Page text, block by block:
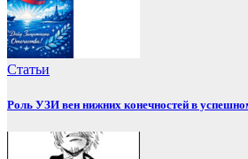
Статьи
Роль УЗИ вен нижних конечностей в